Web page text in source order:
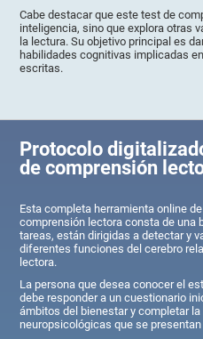
Cabe destacar que este test de
inteligencia, sino que explora otras
la lectura. Su objetivo principal es
habilidades cognitivas implicadas
escritas.
Protocolo
de comprensión
Esta completa herramienta online
comprensión lectora consta de una
tareas, están dirigidas a detectar y
diferentes funciones del cerebro
lectora.
La persona que desea conocer el
debe responder a un cuestionario
ámbitos del bienestar y completar
neuropsicológicas que se